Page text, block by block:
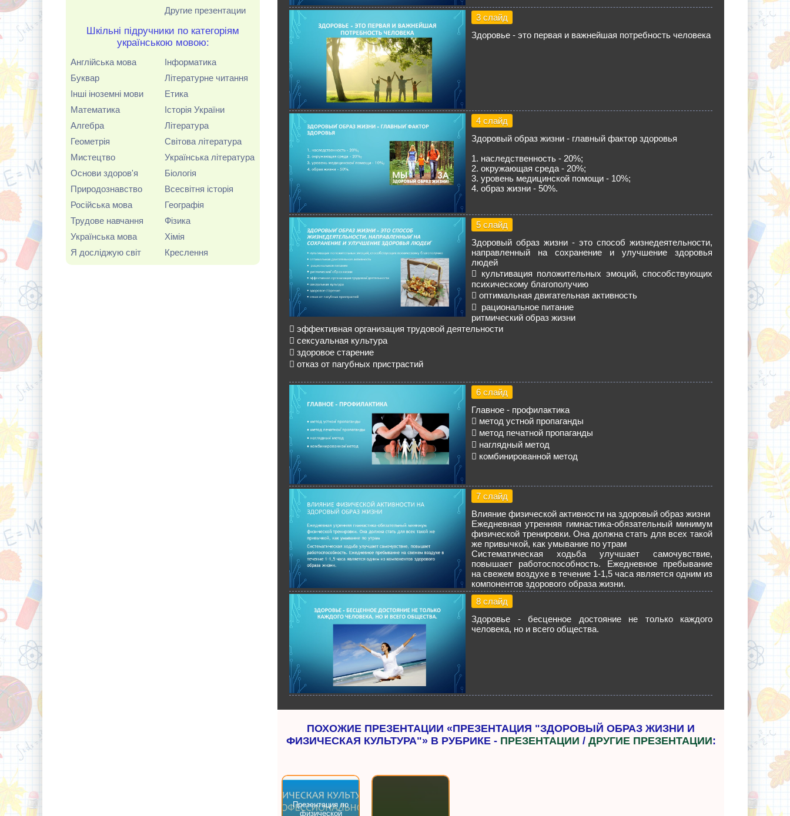
Другие презентации
Шкільні підручники по категоріям
українською мовою:
Англійська мова
Буквар
Інші іноземні мови
Математика
Алгебра
Геометрія
Мистецтво
Основи здоров'я
Природознавство
Російська мова
Трудове навчання
Українська мова
Я досліджую світ
Інформатика
Літературне читання
Етика
Історія України
Література
Світова література
Українська література
Біологія
Всесвітня історія
Географія
Фізика
Хімія
Креслення
3 слайд
Здоровье - это первая и важнейшая потребность человека
4 слайд
Здоровый образ жизни - главный фактор здоровья
1. наследственность - 20%;
2. окружающая среда - 20%;
3. уровень медицинской помощи - 10%;
4. образ жизни - 50%.
5 слайд
Здоровый образ жизни - это способ жизнедеятельности,
направленный на сохранение и улучшение здоровья
людей
 культивация положительных эмоций, способствующих
психическому благополучию
 оптимальная двигательная активность
 рациональное питание
ритмический образ жизни
 эффективная организация трудовой деятельности
 сексуальная культура
 здоровое старение
 отказ от пагубных пристрастий
6 слайд
Главное - профилактика
 метод устной пропаганды
 метод печатной пропаганды
 наглядный метод
 комбинированной метод
7 слайд
Влияние физической активности на здоровый образ жизни
Ежедневная утренняя гимнастика-обязательный минимум
физической тренировки. Она должна стать для всех такой
же привычкой, как умывание по утрам
Систематическая ходьба улучшает самочувствие,
повышает работоспособность. Ежедневное пребывание
на свежем воздухе в течение 1-1,5 часа является одним из
компонентов здорового образа жизни.
8 слайд
Здоровье - бесценное достояние не только каждого
человека, но и всего общества.
ПОХОЖИЕ ПРЕЗЕНТАЦИИ «ПРЕЗЕНТАЦИЯ "ЗДОРОВЫЙ ОБРАЗ ЖИЗНИ И
ФИЗИЧЕСКАЯ КУЛЬТУРА"» В РУБРИКЕ - ПРЕЗЕНТАЦИИ / ДРУГИЕ ПРЕЗЕНТАЦИИ:
Презентация по
физической